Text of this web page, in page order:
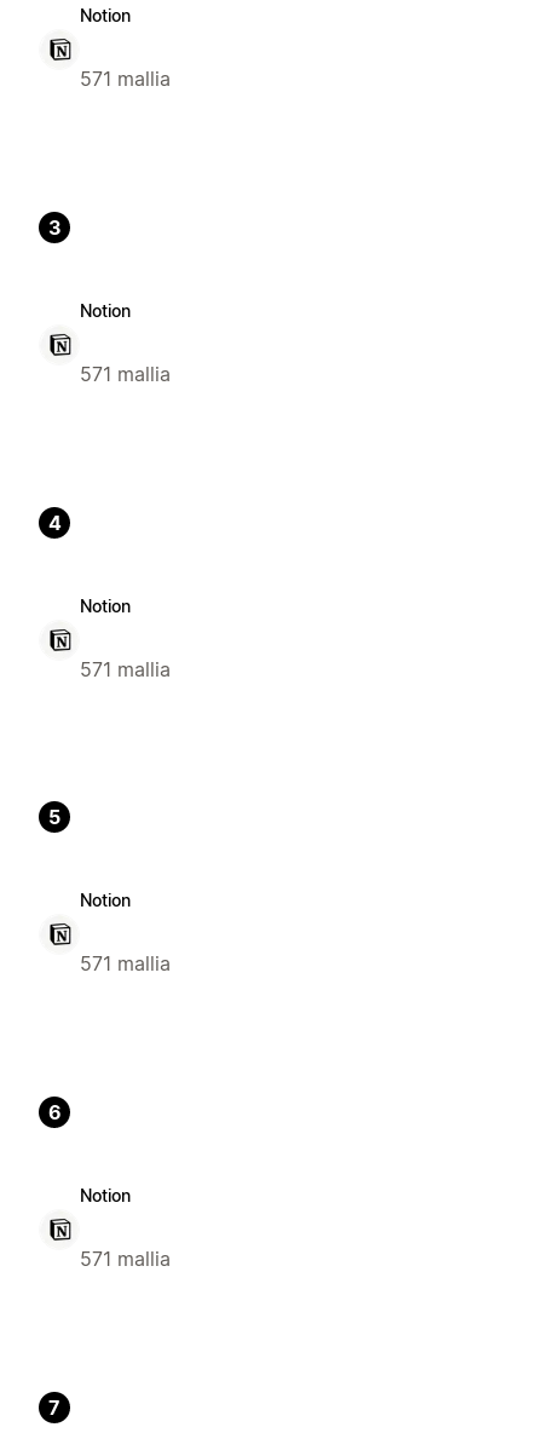
Notion
571 mallia
3
Notion
571 mallia
4
Notion
571 mallia
5
Notion
571 mallia
6
Notion
571 mallia
7